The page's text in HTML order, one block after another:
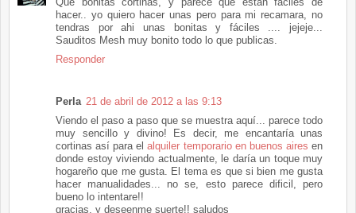
hacer.. yo quiero hacer unas pero para mi recamara, no
tendras por ahi unas bonitas y fáciles .... jejeje...
Sauditos Mesh muy bonito todo lo que publicas.
Responder
Perla 21 de abril de 2012 a las 9:13
Viendo el paso a paso que se muestra aquí... parece todo
muy sencillo y divino! Es decir, me encantaría unas
cortinas así para elalquiler temporario en buenos aires en
donde estoy viviendo actualmente, le daría un toque muy
hogareño que me gusta. El tema es que si bien me gusta
hacer manualidades... no se, esto parece dificil, pero
bueno lo intentare!!
gracias, y deseenme suerte!! saludos